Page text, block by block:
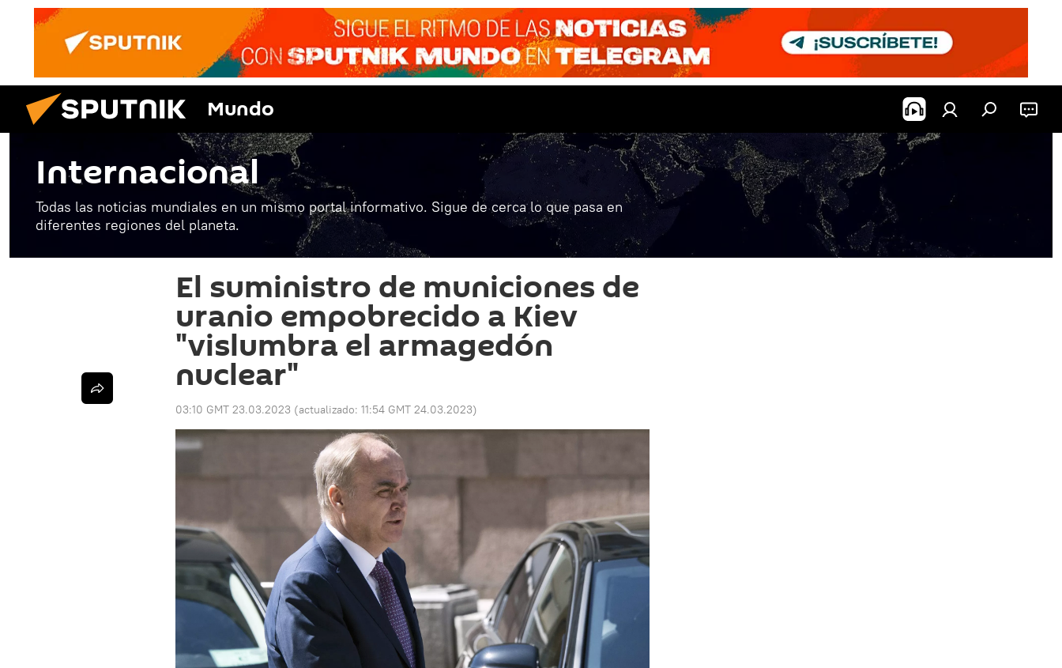
Mundo
Internacional
Todas las noticias mundiales en un mismo portal informativo. Sigue de cerca lo que pasa en
diferentes regiones del planeta.
El suministro de municiones de
uranio empobrecido a Kiev
"vislumbra el armagedón
nuclear"
03:10 GMT 23.03.2023 (actualizado: 11:54 GMT 24.03.2023)